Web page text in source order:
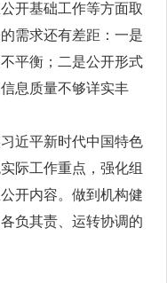
开基础工作等方面取
需求还有差距：一是
平衡；二是公开形式
息质量不够详实丰
近平新时代中国特色
际工作重点，强化组
开内容。做到机构健
负其责、运转协调的